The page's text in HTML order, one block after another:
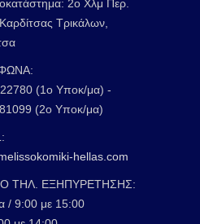
2ο Χλμ Περ.
Τρικάλων,
(1ο Υποκ/μα) -
(2ο Υποκ/μα)
hellas.com
ΤΗΛ. ΕΞΗΠΥΡΕΤΗΣΗΣ:
/ 9:00 με 15:00